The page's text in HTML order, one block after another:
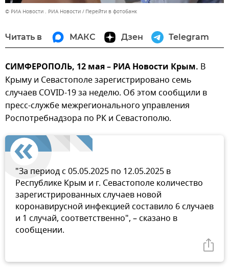
© РИА Новости . РИА Новости Перейти в фотобанк
Читать в МАКС Дзен Telegram
СИМФЕРОПОЛЬ, 12 мая – РИА Новости Крым. В
Крыму и Севастополе зарегистрировано семь
случаев COVID-19 за неделю. Об этом сообщили в
пресс-службе межрегионального управления
Роспотребнадзора по РК и Севастополю.
"За период с 05.05.2025 по 12.05.2025 в
Республике Крым и г. Севастополе количество
зарегистрированных случаев новой
коронавирусной инфекцией составило 6 случаев
и 1 случай, соответственно", – сказано в
сообщении.